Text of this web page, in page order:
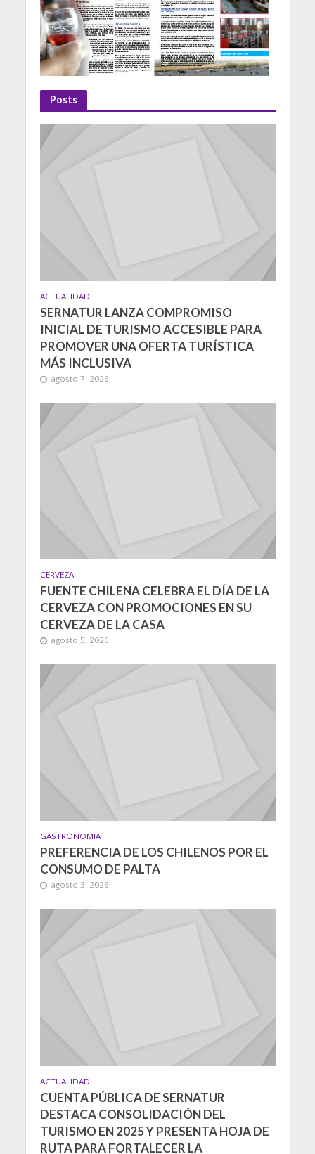
Posts
ACTUALIDAD
SERNATUR LANZA COMPROMISO
INICIAL DE TURISMO ACCESIBLE PARA
PROMOVER UNA OFERTA TURÍSTICA
MÁS INCLUSIVA
agosto 7, 2026
CERVEZA
FUENTE CHILENA CELEBRA EL DÍA DE LA
CERVEZA CON PROMOCIONES EN SU
CERVEZA DE LA CASA
agosto 5, 2026
GASTRONOMIA
PREFERENCIA DE LOS CHILENOS POR EL
CONSUMO DE PALTA
agosto 3, 2026
ACTUALIDAD
CUENTA PÚBLICA DE SERNATUR
DESTACA CONSOLIDACIÓN DEL
TURISMO EN 2025 Y PRESENTA HOJA DE
RUTA PARA FORTALECER LA